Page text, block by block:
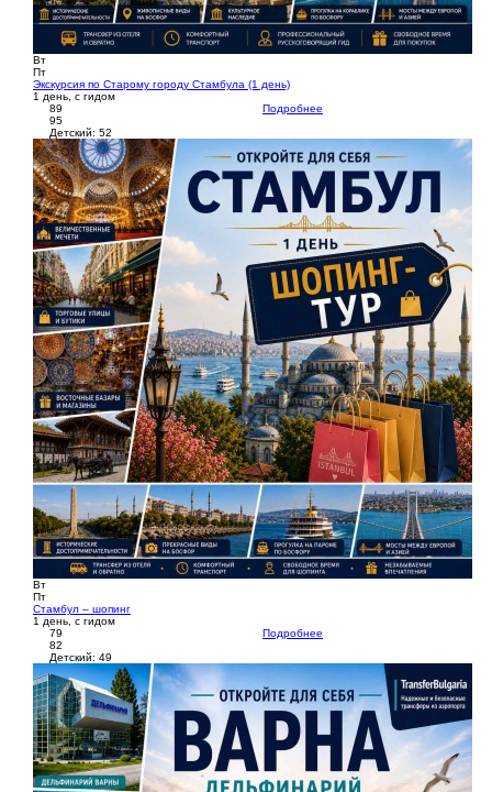
Вт
Пт
Экскурсия по Старому городу Стамбула (1 день)
1 день, с гидом
89
95
Детский: 52
Подробнее
Вт
Пт
Стамбул – шопинг
1 день, с гидом
79
82
Детский: 49
Подробнее